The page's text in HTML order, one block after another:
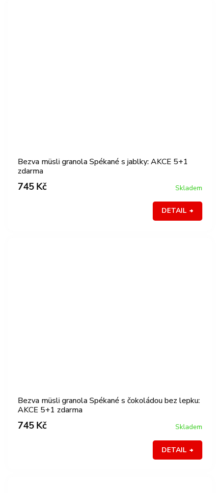
Bezva müsli granola Spékané s jablky: AKCE 5+1
zdarma
Skladem
745 Kč
DETAIL
Bezva müsli granola Spékané s čokoládou bez lepku:
AKCE 5+1 zdarma
Skladem
745 Kč
DETAIL